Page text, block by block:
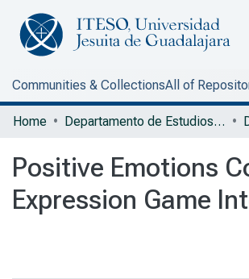
Communities & CollectionsAll of
Home Departamento de Estudios Sociopolíticos y Jurídicos
Positive Emotions
Expression Game